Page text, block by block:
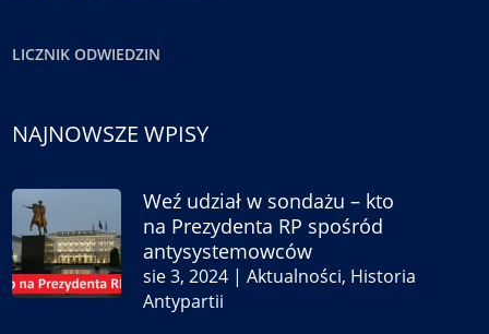
LICZNIK ODWIEDZIN
NAJNOWSZE WPISY
Weź udział w sondażu – kto
na Prezydenta RP spośród
antysystemowców
sie 3, 2024 |Aktualności, Historia
Antypartii